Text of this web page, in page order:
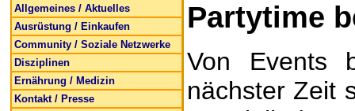
Allgemeines / Aktuelles
Ausrüstung / Einkaufen
Community / Soziale Netzwerke
Disziplinen
Ernährung / Medizin
Kontakt / Presse
Partytime
Von Events
nächster Zeit